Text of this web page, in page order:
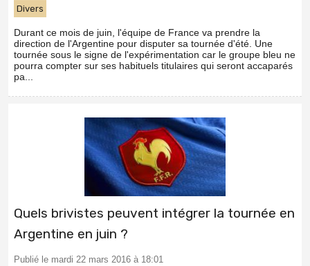
Divers
Durant ce mois de juin, l'équipe de France va prendre la
direction de l'Argentine pour disputer sa tournée d'été. Une
tournée sous le signe de l'expérimentation car le groupe bleu ne
pourra compter sur ses habituels titulaires qui seront accaparés
pa...
Quels brivistes peuvent intégrer la tournée en
Argentine en juin ?
Publié le mardi 22 mars 2016 à 18:01